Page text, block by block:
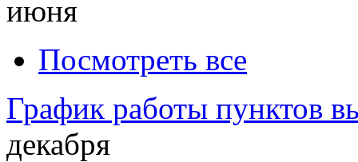
июня
Посмотреть все
График работы пунктов
декабря